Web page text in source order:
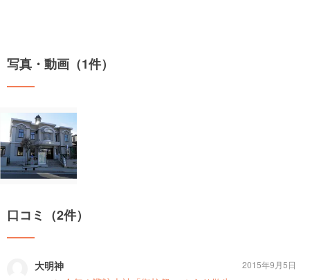
写真・動画（1件）
口コミ（2件）
大明神
2015年9月5日